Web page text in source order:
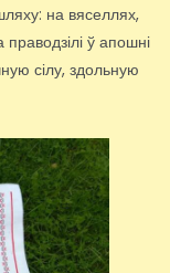
на вяселлях,
ў апошні
сілу, здольную